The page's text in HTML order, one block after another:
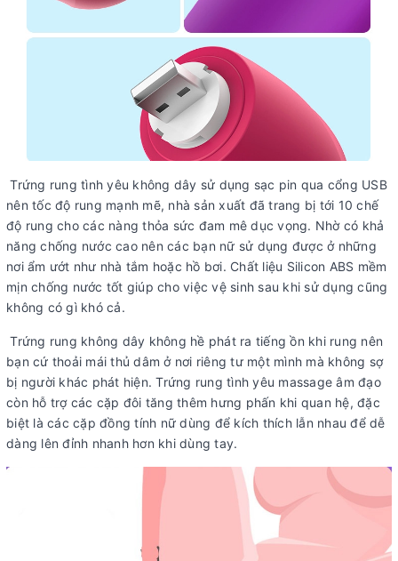
Trứng rung tình yêu không dây sử dụng sạc pin qua cổng USB
nên tốc độ rung mạnh mẽ, nhà sản xuất đã trang bị tới 10 chế
độ rung cho các nàng thỏa sức đam mê dục vọng. Nhờ có khả
năng chống nước cao nên các bạn nữ sử dụng được ở những
nơi ẩm ướt như nhà tắm hoặc hồ bơi. Chất liệu Silicon ABS mềm
mịn chống nước tốt giúp cho việc vệ sinh sau khi sử dụng cũng
không có gì khó cả.
Trứng rung không dây không hề phát ra tiếng ồn khi rung nên
bạn cứ thoải mái thủ dâm ở nơi riêng tư một mình mà không sợ
bị người khác phát hiện. Trứng rung tình yêu massage âm đạo
còn hỗ trợ các cặp đôi tăng thêm hưng phấn khi quan hệ, đặc
biệt là các cặp đồng tính nữ dùng để kích thích lẫn nhau để dễ
dàng lên đỉnh nhanh hơn khi dùng tay.